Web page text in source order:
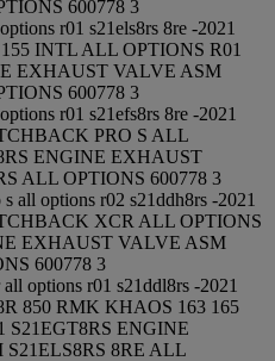
600778 3
r01 s21els8rs 8re -2021
INTL ALL OPTIONS R01
EXHAUST VALVE ASM
600778 3
r01 s21efs8rs 8re -2021
PRO S ALL
ENGINE EXHAUST
ALL OPTIONS 600778 3
all options r02 s21ddh8rs -2021
XCR ALL OPTIONS
EXHAUST VALVE ASM
600778 3
options r01 s21ddl8rs -2021
850 RMK KHAOS 163 165
ENGINE
8RE ALL